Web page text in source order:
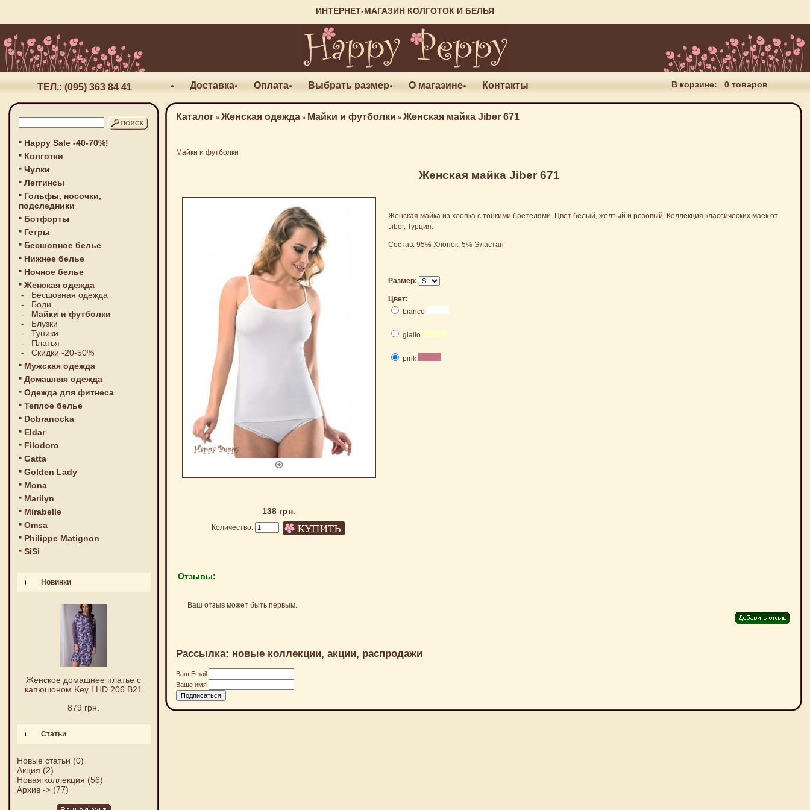
ИНТЕРНЕТ-МАГАЗИН КОЛГОТОК И БЕЛЬЯ
ТЕЛ.: (095) 363 84 41 Доставка Оплата Выбрать размер О магазине Контакты В корзине: 0 товаров
Happy Sale -40-70%!
Колготки
Чулки
Леггинсы
Гольфы, носочки,
подследники
Ботфорты
Гетры
Бесшовное белье
Нижнее белье
Ночное белье
Женская одежда
- Бесшовная одежда
- Боди
- Майки и футболки
- Блузки
- Туники
- Платья
- Скидки -20-50%
Мужская одежда
Домашняя одежда
Одежда для фитнеса
Теплое белье
Dobranocka
Eldar
Filodoro
Gatta
Golden Lady
Mona
Marilyn
Mirabelle
Omsa
Philippe Matignon
SiSi
Новинки
Женское домашнее платье с
капюшоном Key LHD 206 B21
879 грн.
Статьи
Новые статьи (0)
Акция (2)
Новая коллекция (56)
Архив ->(77)
Каталог» Женская одежда» Майки и футболки » Женская майка Jiber 671
Майки и футболки
Женская майка Jiber 671
Женская майка из хлопка с тонкими бретелями. Цвет белый, желтый и розовый. Коллекция классических маек от
Jiber, Турция.
Состав: 95% Хлопок, 5% Эластан
Размер:
Цвет:
bianco
giallo
pink
138 грн.
Количество:
Отзывы:
Ваш отзыв может быть первым.
Рассылка: новые коллекции, акции, распродажи
Ваш Email
Ваше имя